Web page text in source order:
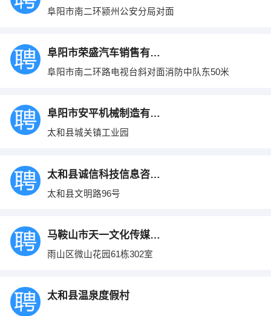
阜阳市南二环颍州公安分局对面
阜阳市荣盛汽车销售有限公司
阜阳市南二环路电视台斜对面消防中队东50米
阜阳市安平机械制造有限公司
太和县城关镇工业园
太和县诚信科技信息咨询有限公司
太和县文明路96号
马鞍山市天一文化传媒有限公司
雨山区微山花园61栋302室
太和县温泉度假村